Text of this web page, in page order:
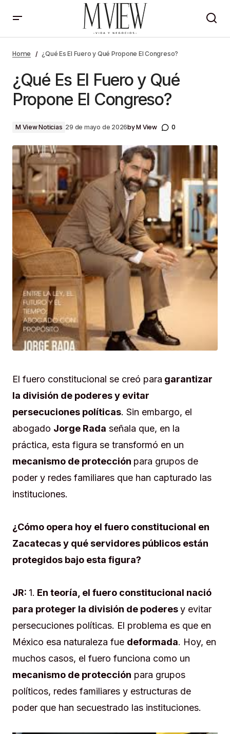
Home ¿Qué Es El Fuero y Qué Propone El Congreso?
¿Qué Es El Fuero y Qué
Propone El Congreso?
M View Noticias 29 de mayo de 2026byM View 0
El fuero constitucional se creó para garantizar
la división de poderes y evitar
persecuciones políticas. Sin embargo, el
abogado Jorge Rada señala que, en la
práctica, esta figura se transformó en un
mecanismo de protección para grupos de
poder y redes familiares que han capturado las
instituciones.
¿Cómo opera hoy el fuero constitucional en
Zacatecas y qué servidores públicos están
protegidos bajo esta figura?
JR: 1. En teoría, el fuero constitucional nació
para proteger la división de poderesy evitar
persecuciones políticas. El problema es que en
México esa naturaleza fue deformada. Hoy, en
muchos casos, el fuero funciona como un
mecanismo de protección para grupos
políticos, redes familiares y estructuras de
poder que han secuestrado las instituciones.